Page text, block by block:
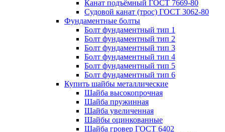
Канат подъёмный ГОСТ 7669-80
Судовой канат (трос) ГОСТ 3062-80
Фундаментные болты
Болт фундаментный тип 1
Болт фундаментный тип 2
Болт фундаментный тип 3
Болт фундаментный тип 4
Болт фундаментный тип 5
Болт фундаментный тип 6
Купить шайбы металлические
Шайба высокопрочная
Шайба пружинная
Шайба увеличенная
Шайбы оцинкованные
Шайба гровер ГОСТ 6402